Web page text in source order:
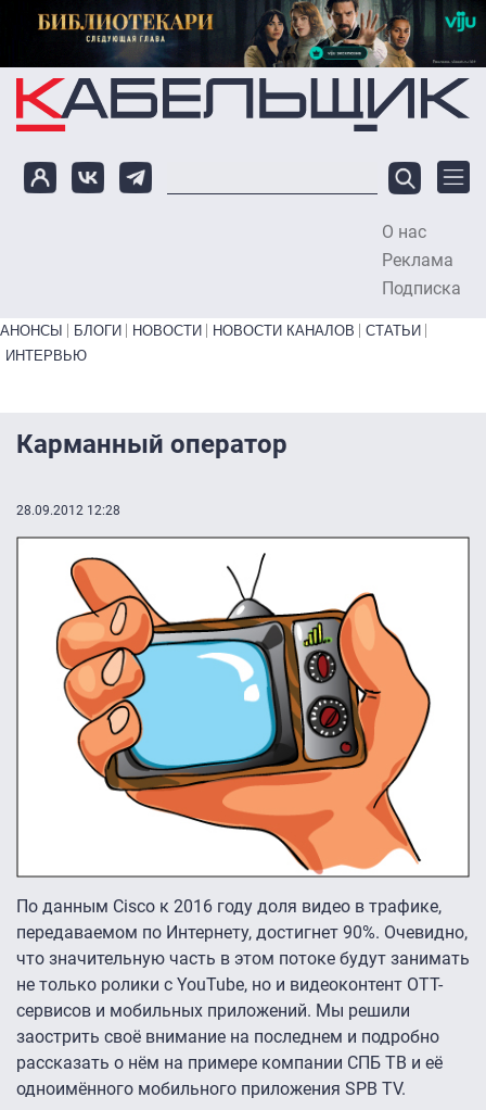
Перейти к основному содержанию
О нас
Реклама
Подписка
Primary links bottom
АНОНСЫ БЛОГИ НОВОСТИ НОВОСТИ КАНАЛОВ
СТАТЬИ
ИНТЕРВЬЮ
Карманный оператор
28.09.2012 12:28
По данным Cisco к 2016 году доля видео в трафике,
передаваемом по Интернету, достигнет 90%. Очевидно,
что значительную часть в этом потоке будут занимать
не только ролики с YouTube, но и видеоконтент OTT-
сервисов и мобильных приложений. Мы решили
заострить своё внимание на последнем и подробно
рассказать о нём на примере компании СПБ ТВ и её
одноимённого мобильного приложения SPB TV.